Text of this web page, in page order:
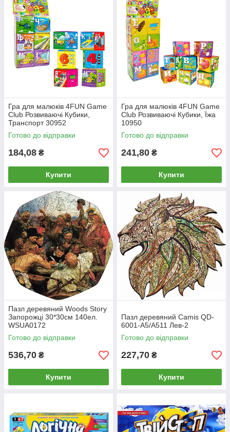
Гра для малюків 4FUN Game
Club Розвиваючі Кубики,
Транспорт 30952
Готово до відправки
184,08 ₴
Купити
Гра для малюків 4FUN Game
Club Розвиваючі Кубики, Їжа
10950
Готово до відправки
241,80 ₴
Купити
Пазл деревяний Woods Story
Запорожці 30*30см 140ел.
WSUA0172
Готово до відправки
536,70 ₴
Купити
Пазл деревяний Camis QD-
6001-А5/А511 Лев-2
Готово до відправки
227,70 ₴
Купити